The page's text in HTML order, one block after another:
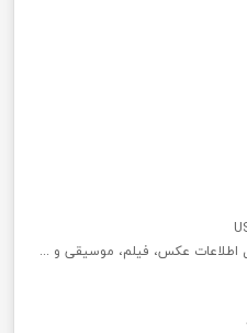
اطلاعات عکس، فیلم، موسیقی و ...